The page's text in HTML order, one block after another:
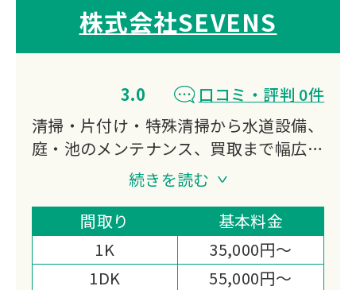
株式会社SEVENS
3.0
口コミ・評判 0件
清掃・片付け・特殊清掃から水道設備、
庭・池のメンテナンス、買取まで幅広く
カスタマーサポートと迅速な対応体制
で、お客様に「申し訳ない」と思わせな
い安心の相談環境を提供します。
続きを読む
間取り
基本料金
1K
35,000円～
1DK
55,000円～